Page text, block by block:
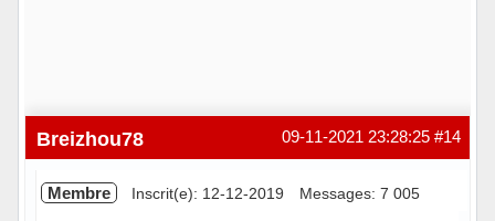
#14
09-11-2021 23:28:25
Breizhou78
Membre Inscrit(e): 12-12-2019 Messages: 7 005